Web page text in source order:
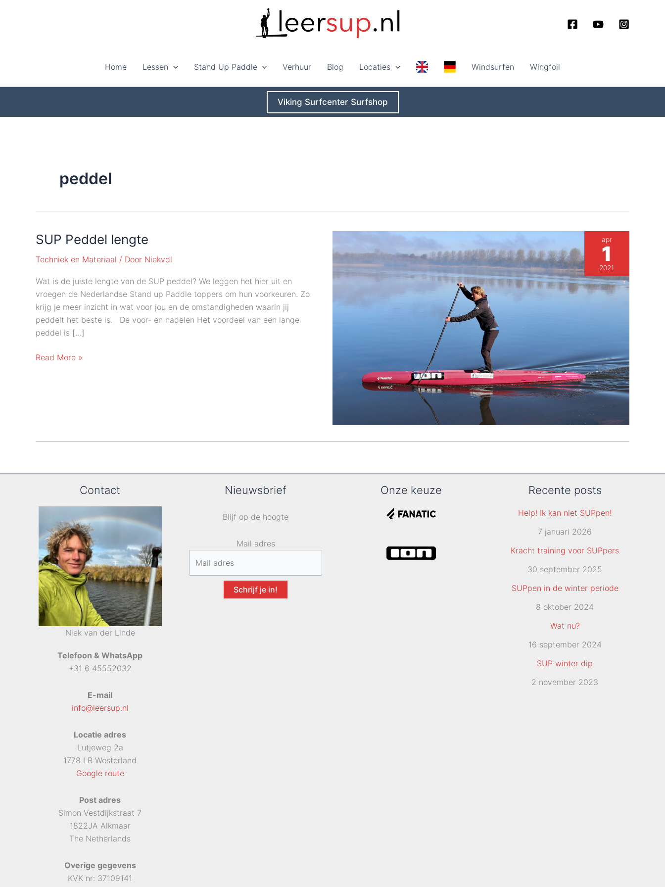
Home Lessen Stand Up Paddle Verhuur Blog Locaties Windsurfen Wingfoil
Viking Surfcenter Surfshop
peddel
SUP Peddel lengte
Techniek en Materiaal / Door Niekvdl
Wat is de juiste lengte van de SUP peddel? We leggen het hier uit en
vroegen de Nederlandse Stand up Paddle toppers om hun voorkeuren. Zo
krijg je meer inzicht in wat voor jou en de omstandigheden waarin jij
peddelt het beste is. De voor- en nadelen Het voordeel van een lange
peddel is […]
SUP
Read More »
apr
1
2021
Contact
Niek van der Linde
Telefoon & WhatsApp
+31 6 45552032
E-mail
info@leersup.nl
Locatie adres
Lutjeweg 2a
1778 LB Westerland
Google route
Post adres
Simon Vestdijkstraat 7
1822JA Alkmaar
The Netherlands
Overige gegevens
KVK nr: 37109141
Nieuwsbrief
Blijf op de hoogte
Mail adres
Schrijf je in!
Onze keuze Recente posts
Help! Ik kan niet SUPpen!
7 januari 2026
Kracht training voor SUPpers
30 september 2025
SUPpen in de winter periode
8 oktober 2024
Wat nu?
16 september 2024
SUP winter dip
2 november 2023